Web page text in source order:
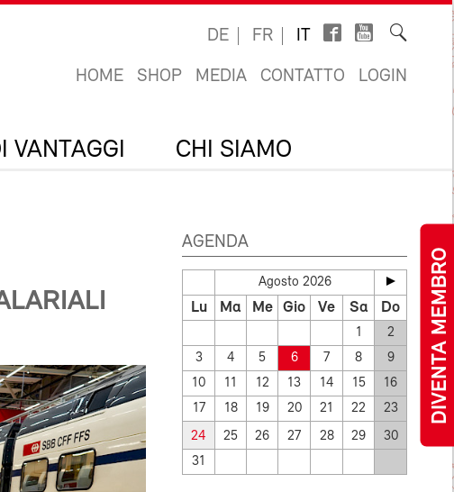
DIVENTA MEMBRO
DE FR IT
HOME SHOP MEDIA CONTATTO LOGIN
VANTAGGI CHI SIAMO
AGENDA
Agosto 2026
Lu Ma Me Gio Ve Sa Do
1
2
3
4 5 6 7 8
9
10
11 12 13 14 15
16
17
18 19 20 21 22 23
24 25 26 27 28 29
30
31